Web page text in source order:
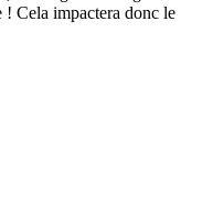
! Cela impactera donc le